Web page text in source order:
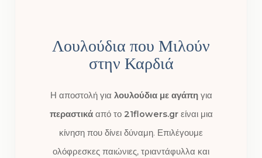
Λουλούδια που Μιλούν
στην Καρδιά
Η αποστολή για λουλούδια με αγάπηγια
περαστικάαπό το 21flowers.grείναι μια
κίνηση που δίνει δύναμη. Επιλέγουμε
ολόφρεσκες παιώνιες, τριαντάφυλλα και